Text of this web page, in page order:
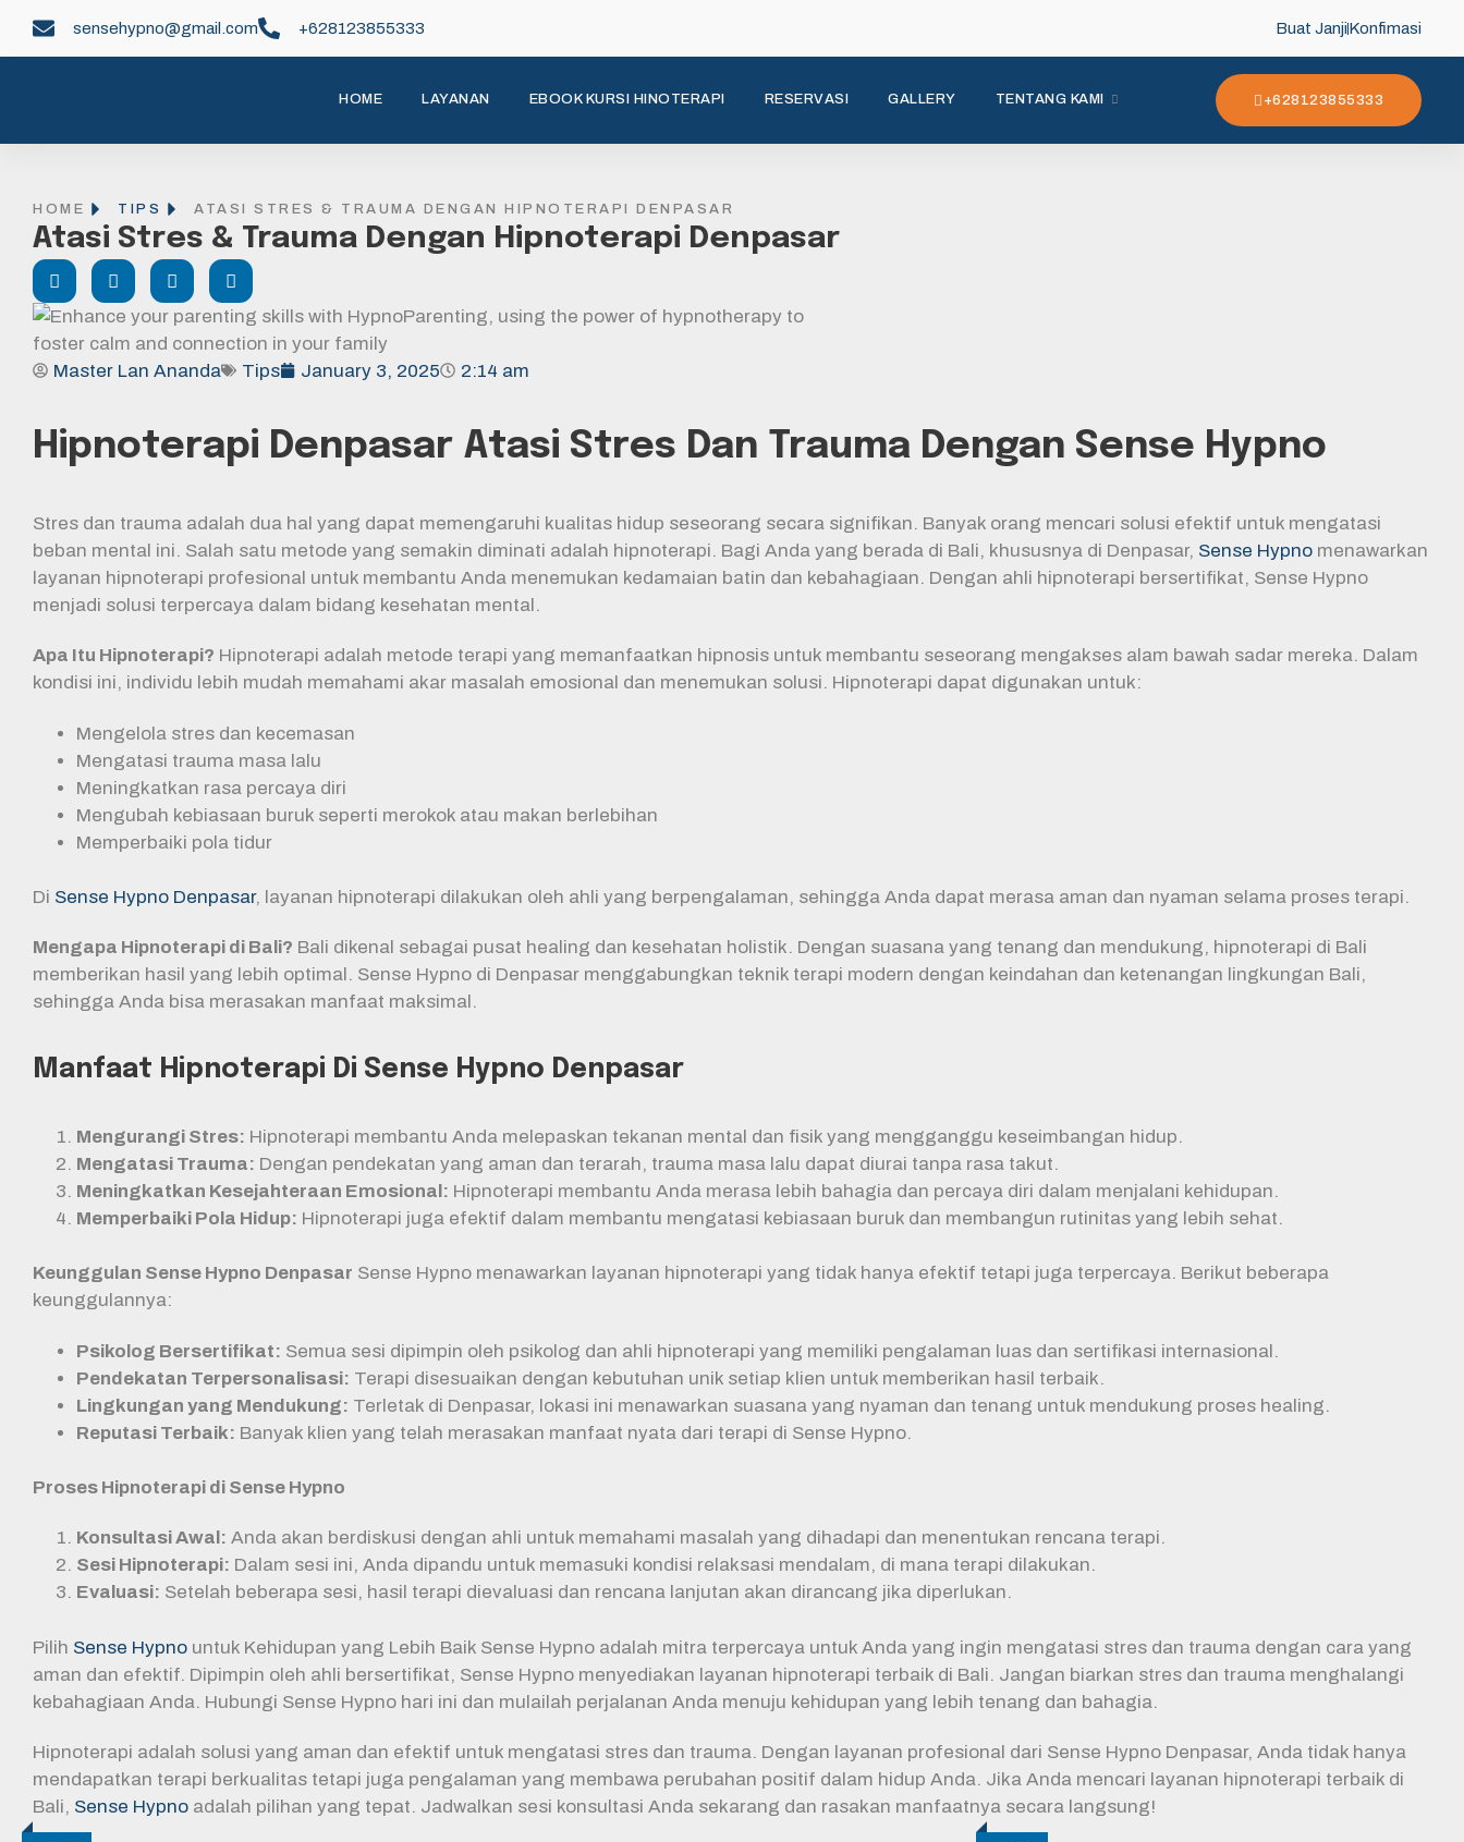
sensehypno@gmail.com +628123855333 Buat JanjiKonfimasi
HOME LAYANAN EBOOK KURSI HINOTERAPI RESERVASI GALLERY TENTANG KAMI +628123855333
HOME TIPS ATASI STRES & TRAUMA DENGAN HIPNOTERAPI DENPASAR
Atasi Stres & Trauma Dengan Hipnoterapi Denpasar
Master Lan Ananda Tips January 3, 2025 2:14 am
Hipnoterapi Denpasar Atasi Stres Dan Trauma Dengan Sense Hypno
Stres dan trauma adalah dua hal yang dapat memengaruhi kualitas hidup seseorang secara signifikan. Banyak orang mencari solusi efektif untuk mengatasi
beban mental ini. Salah satu metode yang semakin diminati adalah hipnoterapi. Bagi Anda yang berada di Bali, khususnya di Denpasar, Sense Hypno menawarkan
layanan hipnoterapi profesional untuk membantu Anda menemukan kedamaian batin dan kebahagiaan. Dengan ahli hipnoterapi bersertifikat, Sense Hypno
menjadi solusi terpercaya dalam bidang kesehatan mental.
Apa Itu Hipnoterapi? Hipnoterapi adalah metode terapi yang memanfaatkan hipnosis untuk membantu seseorang mengakses alam bawah sadar mereka. Dalam
kondisi ini, individu lebih mudah memahami akar masalah emosional dan menemukan solusi. Hipnoterapi dapat digunakan untuk:
Mengelola stres dan kecemasan
Mengatasi trauma masa lalu
Meningkatkan rasa percaya diri
Mengubah kebiasaan buruk seperti merokok atau makan berlebihan
Memperbaiki pola tidur
Di Sense Hypno Denpasar, layanan hipnoterapi dilakukan oleh ahli yang berpengalaman, sehingga Anda dapat merasa aman dan nyaman selama proses terapi.
Mengapa Hipnoterapi di Bali? Bali dikenal sebagai pusat healing dan kesehatan holistik. Dengan suasana yang tenang dan mendukung, hipnoterapi di Bali
memberikan hasil yang lebih optimal. Sense Hypno di Denpasar menggabungkan teknik terapi modern dengan keindahan dan ketenangan lingkungan Bali,
sehingga Anda bisa merasakan manfaat maksimal.
Manfaat Hipnoterapi Di Sense Hypno Denpasar
Mengurangi Stres: Hipnoterapi membantu Anda melepaskan tekanan mental dan fisik yang mengganggu keseimbangan hidup.
Mengatasi Trauma: Dengan pendekatan yang aman dan terarah, trauma masa lalu dapat diurai tanpa rasa takut.
Meningkatkan Kesejahteraan Emosional: Hipnoterapi membantu Anda merasa lebih bahagia dan percaya diri dalam menjalani kehidupan.
Memperbaiki Pola Hidup: Hipnoterapi juga efektif dalam membantu mengatasi kebiasaan buruk dan membangun rutinitas yang lebih sehat.
Keunggulan Sense Hypno Denpasar Sense Hypno menawarkan layanan hipnoterapi yang tidak hanya efektif tetapi juga terpercaya. Berikut beberapa
keunggulannya:
Psikolog Bersertifikat: Semua sesi dipimpin oleh psikolog dan ahli hipnoterapi yang memiliki pengalaman luas dan sertifikasi internasional.
Pendekatan Terpersonalisasi: Terapi disesuaikan dengan kebutuhan unik setiap klien untuk memberikan hasil terbaik.
Lingkungan yang Mendukung: Terletak di Denpasar, lokasi ini menawarkan suasana yang nyaman dan tenang untuk mendukung proses healing.
Reputasi Terbaik: Banyak klien yang telah merasakan manfaat nyata dari terapi di Sense Hypno.
Proses Hipnoterapi di Sense Hypno
Konsultasi Awal: Anda akan berdiskusi dengan ahli untuk memahami masalah yang dihadapi dan menentukan rencana terapi.
Sesi Hipnoterapi: Dalam sesi ini, Anda dipandu untuk memasuki kondisi relaksasi mendalam, di mana terapi dilakukan.
Evaluasi: Setelah beberapa sesi, hasil terapi dievaluasi dan rencana lanjutan akan dirancang jika diperlukan.
Pilih Sense Hypno untuk Kehidupan yang Lebih Baik Sense Hypno adalah mitra terpercaya untuk Anda yang ingin mengatasi stres dan trauma dengan cara yang
aman dan efektif. Dipimpin oleh ahli bersertifikat, Sense Hypno menyediakan layanan hipnoterapi terbaik di Bali. Jangan biarkan stres dan trauma menghalangi
kebahagiaan Anda. Hubungi Sense Hypno hari ini dan mulailah perjalanan Anda menuju kehidupan yang lebih tenang dan bahagia.
Hipnoterapi adalah solusi yang aman dan efektif untuk mengatasi stres dan trauma. Dengan layanan profesional dari Sense Hypno Denpasar, Anda tidak hanya
mendapatkan terapi berkualitas tetapi juga pengalaman yang membawa perubahan positif dalam hidup Anda. Jika Anda mencari layanan hipnoterapi terbaik di
Bali, Sense Hypno adalah pilihan yang tepat. Jadwalkan sesi konsultasi Anda sekarang dan rasakan manfaatnya secara langsung!